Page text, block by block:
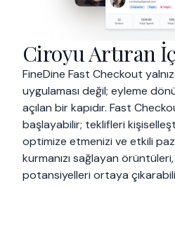
Ciroyu Artıran
FineDine Fast Checkout
uygulaması değil; eyleme
açılan bir kapıdır. Fast
başlayabilir; teklifleri
optimize etmenizi ve etkili
kurmanızı sağlayan
potansiyelleri ortaya